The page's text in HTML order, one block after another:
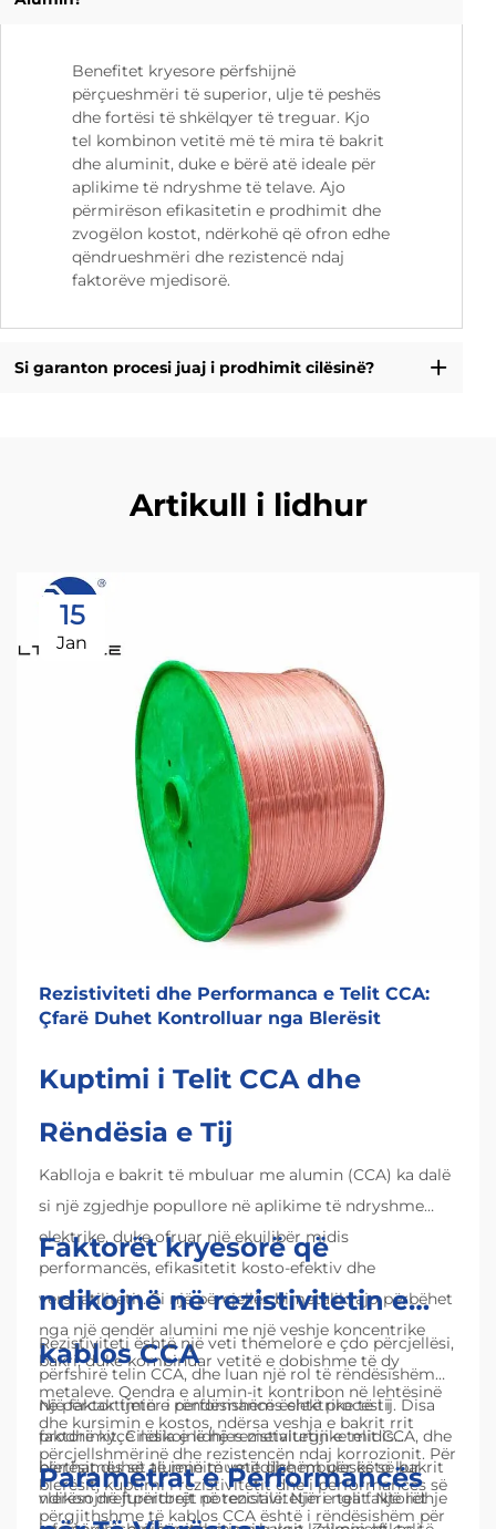
Benefitet kryesore përfshijnë
përçueshmëri të superior, ulje të peshës
dhe fortësi të shkëlqyer të treguar. Kjo
tel kombinon vetitë më të mira të bakrit
dhe aluminit, duke e bërë atë ideale për
aplikime të ndryshme të telave. Ajo
përmirëson efikasitetin e prodhimit dhe
zvogëlon kostot, ndërkohë që ofron edhe
qëndrueshmëri dhe rezistencë ndaj
faktorëve mjedisorë.
Si garanton procesi juaj i prodhimit cilësinë?
Artikull i lidhur
15
Jan
Rezistiviteti dhe Performanca e Telit CCA:
Çfarë Duhet Kontrolluar nga Blerësit
Kuptimi i Telit CCA dhe
Rëndësia e Tij
Kablloja e bakrit të mbuluar me alumin (CCA) ka dalë
si një zgjedhje popullore në aplikime të ndryshme
elektrike, duke ofruar një ekuilibër midis
performancës, efikasitetit kosto-efektiv dhe
vershatilitetit. Si një përcjellës bimetalik, ajo përbëhet
nga një qendër alumini me një veshje koncentrike
bakri, duke kombinuar vetitë e dobishme të dy
metaleve. Qendra e alumin-it kontribon në lehtësinë
dhe kursimin e kostos, ndërsa veshja e bakrit rrit
përcjellshmërinë dhe rezistencën ndaj korrozionit. Për
blerësit, kuptimi i rezistivitetit dhe i performancës së
përgjithshme të kablos CCA është i rëndësishëm për
Faktorët kryesorë që
ndikojnë në rezistivitetin e
kablos CCA
Rezistiviteti është një veti themelore e çdo përcjellësi,
përfshirë telin CCA, dhe luan një rol të rëndësishëm
në përcaktimin e performancës elektrike të tij. Disa
faktorë kyçë ndikojnë në rezistivitetin e telit CCA, dhe
blerësit duhet të jenë të vetëdijshëm për këto kur
vlerësojnë furnitorët potencialë. Njëri nga faktorët
Një faktor tjetër i rëndësishëm është procesi i
prodhimit. Cilësia e lidhjes metalurgjike midis
bërthamës së aluminimumit dhe mbulesës së bakrit
ndikon drejtpërdrejt në rezistivitetin e telit. Një lidhje
Parametrat e Performancës